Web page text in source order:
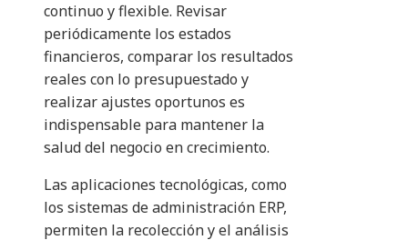
continuo y flexible. Revisar
periódicamente los estados
financieros, comparar los resultados
reales con lo presupuestado y
realizar ajustes oportunos es
indispensable para mantener la
salud del negocio en crecimiento.
Las aplicaciones tecnológicas, como
los sistemas de administración ERP,
permiten la recolección y el análisis